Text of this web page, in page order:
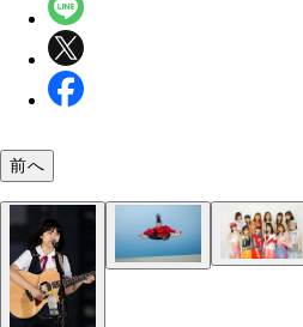
ＢＥＹＯＯＯＯＯＮＤＳ
前へ